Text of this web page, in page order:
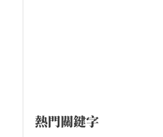
熱門關鍵字